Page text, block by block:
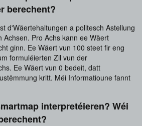
berechent?
d'Wäertehaltungen a politesch Astellung
Achsen. Pro Achs kann ee Wäert
ginn. Ee Wäert vun 100 steet fir eng
formuléierten Zil vun der
Ee Wäert vun 0 bedeit, datt
kritt. Méi Informatioune fannt
interpretéieren? Wéi